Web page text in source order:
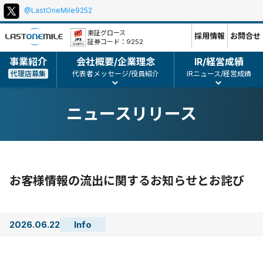
本
文
ポ
リ
ー、
コ
ピ
ト
東証グロース
証券コード：9252
事業紹介
代理店募集
会社概要/企業理念
代表者メッセージ/役員紹介
IR/経営成績
IRニュース/経営成績
採用情報 お問合せ
@LastOneMile9252
ニュースリリース
お客様情報の流出に関するお知らせとお詫び
2026.06.22 Info